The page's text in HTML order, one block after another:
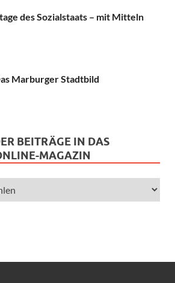
des Sozialstaats – mit Mitteln
Marburger Stadtbild
BEITRÄGE IN DAS
MAGAZIN